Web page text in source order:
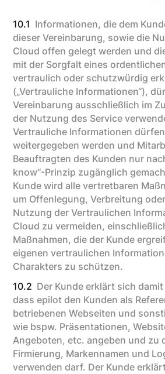
10.1 Informationen, die dem
dieser Vereinbarung, sowie die
Cloud offen gelegt werden und
mit der Sorgfalt eines
vertraulich oder schutzwürdig
(„Vertrauliche Informationen“),
Vereinbarung ausschließlich im
der Nutzung des Service
Vertrauliche Informationen
weitergegeben werden und
Beauftragten des Kunden nur
know“-Prinzip zugänglich
Kunde wird alle vertretbaren
um Offenlegung, Verbreitung
Nutzung der Vertraulichen
Cloud zu vermeiden,
Maßnahmen, die der Kunde
eigenen vertraulichen
Charakters zu schützen.
10.2 Der Kunde erklärt sich
dass epilot den Kunden als
betriebenen Webseiten und
wie bspw. Präsentationen,
Angeboten, etc. angeben und zu
Firmierung, Markennamen und
verwenden darf. Der Kunde